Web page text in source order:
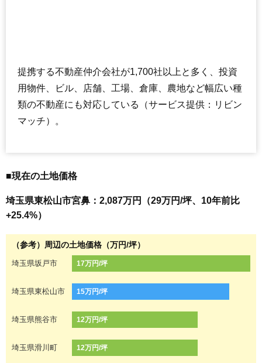
提携する不動産仲介会社が1,700社以上と多く、投資
用物件、ビル、店舗、工場、倉庫、農地など幅広い種
類の不動産にも対応している（サービス提供：リビン
マッチ）。
■現在の土地価格
埼玉県東松山市宮鼻：2,087万円（29万円/坪、10年前比
+25.4%）
（参考）周辺の土地価格（万円/坪）
埼玉県坂戸市 17万円/坪
埼玉県東松山市 15万円/坪
埼玉県熊谷市 12万円/坪
埼玉県滑川町 12万円/坪